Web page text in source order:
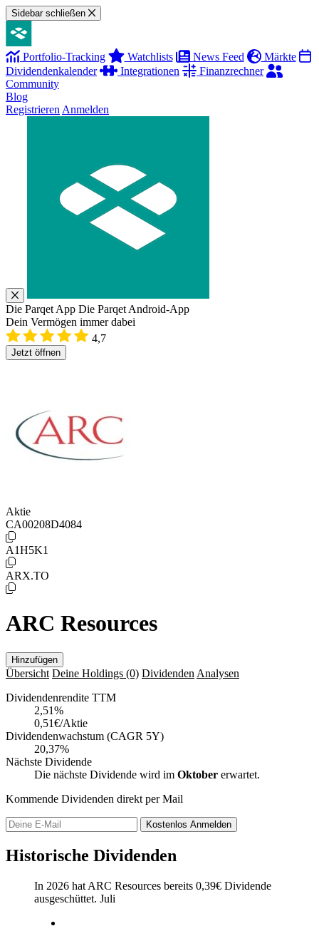
Sidebar schließen
Portfolio-Tracking Watchlists News Feed
Märkte
Dividendenkalender
Integrationen
Finanzrechner
Community
Blog
Registrieren Anmelden
Die Parqet App Die Parqet Android-App
Dein Vermögen immer dabei
4,7
Jetzt öffnen
Aktie
CA00208D4084
A1H5K1
ARX.TO
ARC Resources
Hinzufügen
Übersicht Deine Holdings (0) Dividenden Analysen
Dividendenrendite TTM
2,51%
0,51€/Aktie
Dividendenwachstum (CAGR 5Y)
20,37%
Nächste Dividende
Die nächste Dividende wird im Oktober erwartet.
Kommende Dividenden direkt per Mail
Kostenlos Anmelden
Historische Dividenden
In 2026 hat ARC Resources bereits 0,39€ Dividende
ausgeschüttet. Juli